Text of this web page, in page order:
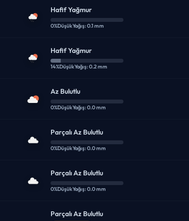
Hafif Yağmur
0%DüşükYağış: 0.1 mm
Hafif Yağmur
14%DüşükYağış: 0.2 mm
Az Bulutlu
0%DüşükYağış: 0.0 mm
Parçalı Az Bulutlu
0%DüşükYağış: 0.0 mm
Parçalı Az Bulutlu
0%DüşükYağış: 0.0 mm
Parçalı Az Bulutlu